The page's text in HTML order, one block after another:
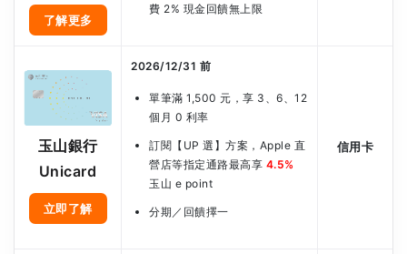
了解更多
費 2% 現金回饋無上限
玉山銀行
Unicard
立即了解
2026/12/31 前
單筆滿 1,500 元，享 3、6、12
個月 0 利率
訂閱【UP 選】方案，Apple 直
營店等指定通路最高享 4.5%
玉山 e point
分期／回饋擇一
信用卡